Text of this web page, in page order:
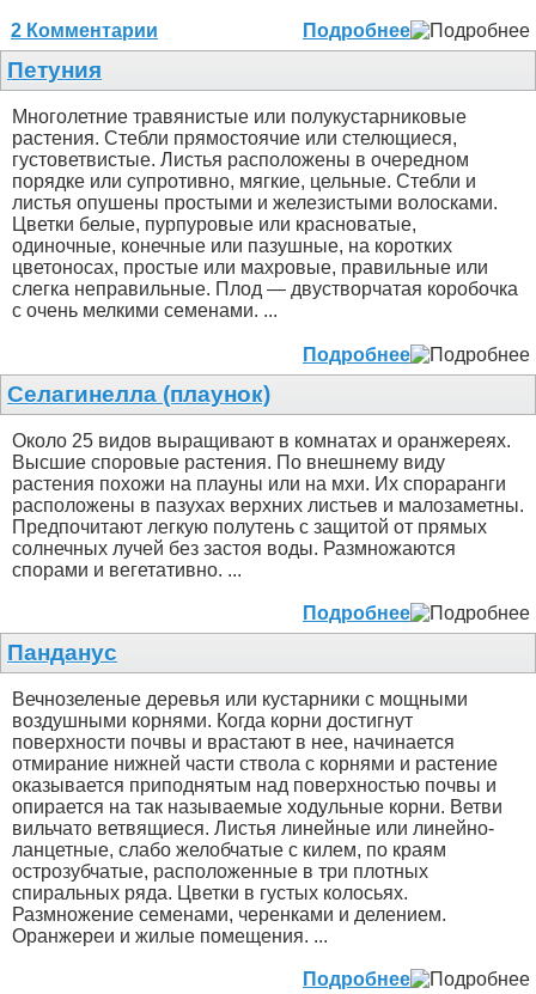
2 Комментарии Подробнее
Петуния
Многолетние травянистые или полукустарниковые
растения. Стебли прямостоячие или стелющиеся,
густоветвистые. Листья расположены в очередном
порядке или супротивно, мягкие, цельные. Стебли и
листья опушены простыми и железистыми волосками.
Цветки белые, пурпуровые или красноватые,
одиночные, конечные или пазушные, на коротких
цветоносах, простые или махровые, правильные или
слегка неправильные. Плод — двустворчатая коробочка
с очень мелкими семенами. ...
Подробнее
Селагинелла (плаунок)
Около 25 видов выращивают в комнатах и оранжереях.
Высшие споровые растения. По внешнему виду
растения похожи на плауны или на мхи. Их спораранги
расположены в пазухах верхних листьев и малозаметны.
Предпочитают легкую полутень с защитой от прямых
солнечных лучей без застоя воды. Размножаются
спорами и вегетативно. ...
Подробнее
Панданус
Вечнозеленые деревья или кустарники с мощными
воздушными корнями. Когда корни достигнут
поверхности почвы и врастают в нее, начинается
отмирание нижней части ствола с корнями и растение
оказывается приподнятым над поверхностью почвы и
опирается на так называемые ходульные корни. Ветви
вильчато ветвящиеся. Листья линейные или линейно-
ланцетные, слабо желобчатые с килем, по краям
острозубчатые, расположенные в три плотных
спиральных ряда. Цветки в густых колосьях.
Размножение семенами, черенками и делением.
Оранжереи и жилые помещения. ...
Подробнее